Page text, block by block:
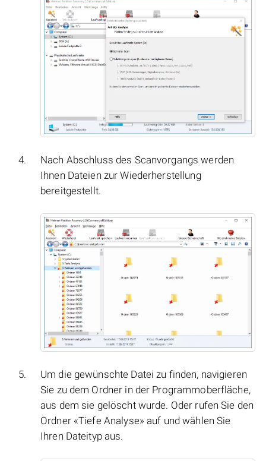
Nach Abschluss des Scanvorgangs werden
Ihnen Dateien zur Wiederherstellung
bereitgestellt.
Um die gewünschte Datei zu finden, navigieren
Sie zu dem Ordner in der Programmoberfläche,
aus dem sie gelöscht wurde. Oder rufen Sie den
Ordner «Tiefe Analyse» auf und wählen Sie
Ihren Dateityp aus.